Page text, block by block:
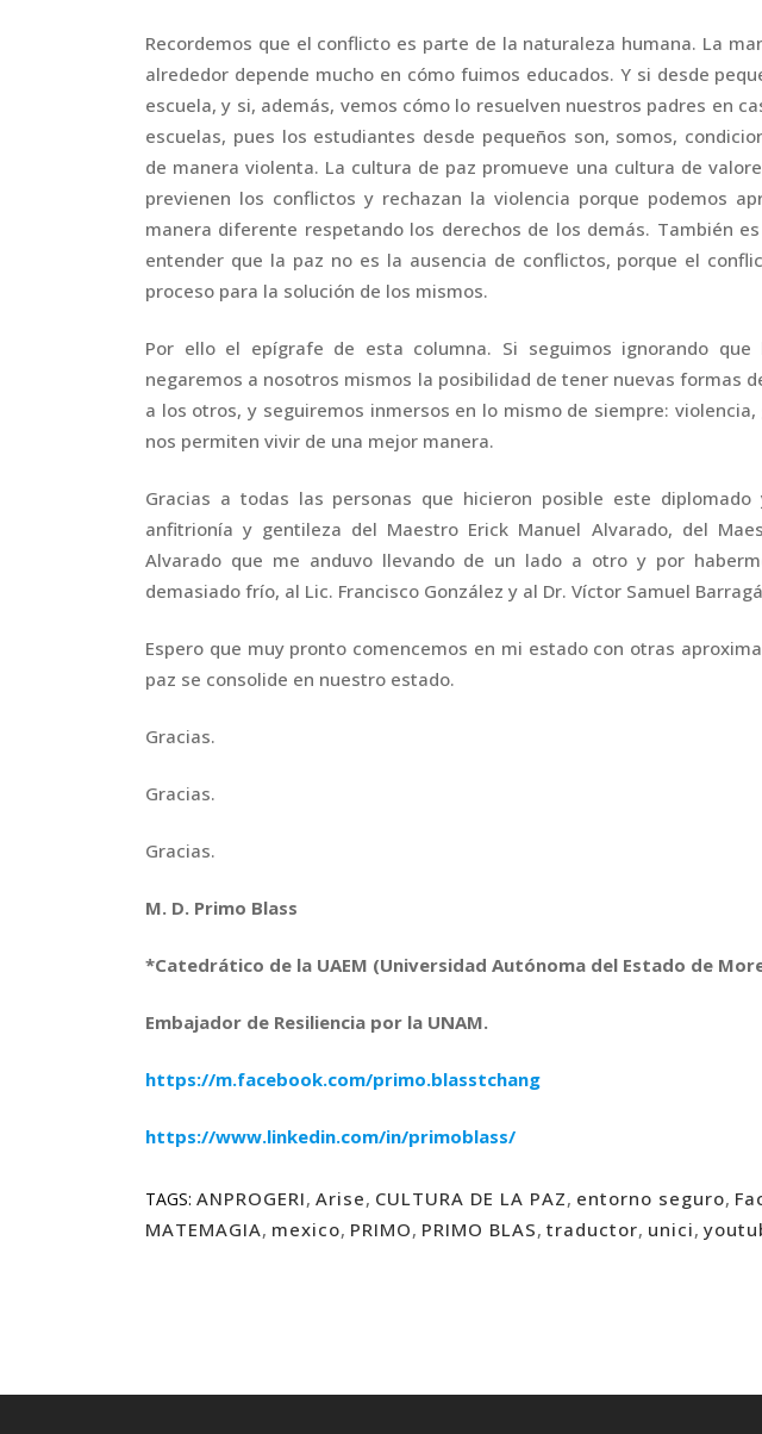
Recordemos que el conflicto es parte de la naturaleza humana. La
alrededor depende mucho en cómo fuimos educados. Y si desde
escuela, y si, además, vemos cómo lo resuelven nuestros padres en
escuelas, pues los estudiantes desde pequeños son, somos,
de manera violenta. La cultura de paz promueve una cultura de
previenen los conflictos y rechazan la violencia porque podemos
manera diferente respetando los derechos de los demás. También
entender que la paz no es la ausencia de conflictos, porque el
proceso para la solución de los mismos.
Por ello el epígrafe de esta columna. Si seguimos ignorando
negaremos a nosotros mismos la posibilidad de tener nuevas formas
a los otros, y seguiremos inmersos en lo mismo de siempre:
nos permiten vivir de una mejor manera.
Gracias a todas las personas que hicieron posible este
anfitrionía y gentileza del Maestro Erick Manuel Alvarado, del
Alvarado que me anduvo llevando de un lado a otro y por
demasiado frío, al Lic. Francisco González y al Dr. Víctor Samuel
Espero que muy pronto comencemos en mi estado con otras
paz se consolide en nuestro estado.
Gracias.
Gracias.
Gracias.
M. D. Primo Blass
*Catedrático de la UAEM (Universidad Autónoma del Estado de
Embajador de Resiliencia por la UNAM.
https://m.facebook.com/primo.blasstchang
https://www.linkedin.com/in/primoblass/
TAGS: ANPROGERI, Arise, CULTURA DE LA PAZ, entorno seguro,
MATEMAGIA, mexico, PRIMO, PRIMO BLAS, traductor, unici,